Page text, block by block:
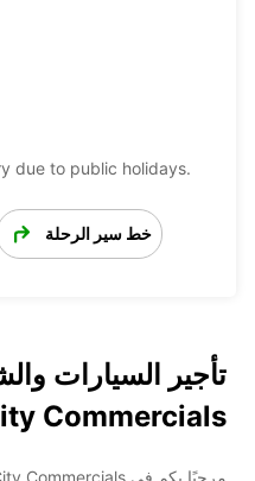
due to public holidays.
خط سير الرحلة
تأجير السيارات
Commercials